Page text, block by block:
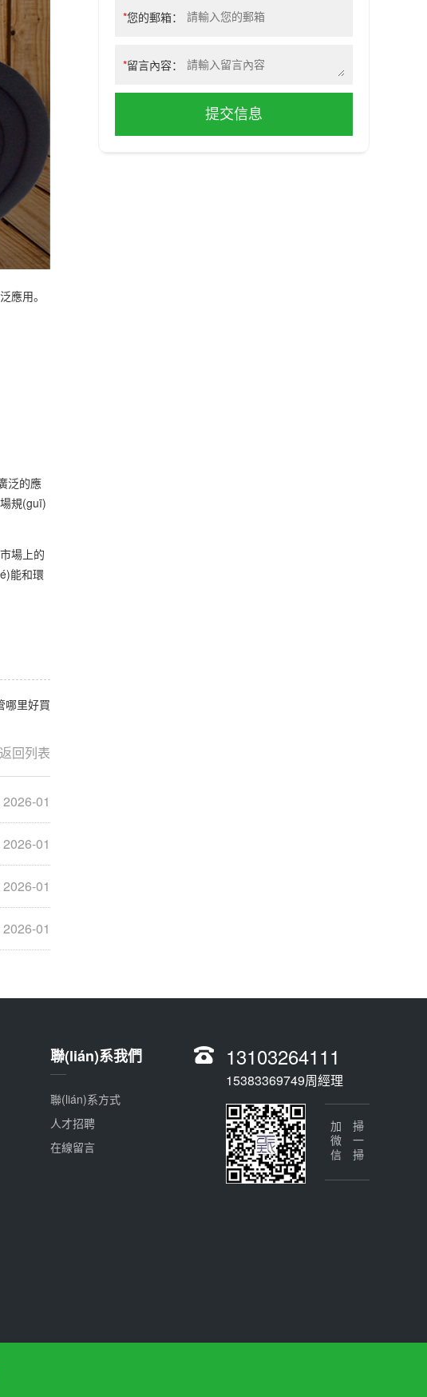
用。
泛的應
規(guī)
場上的
能和環
哪里好買
返回列表
2026-01
2026-01
2026-01
2026-01
*您的郵箱：
*留言內容：
提交信息
聯(lián)系我們
聯(lián)系方式
人才招聘
在線留言
13103264111
15383369749周經理
掃一掃
加微信